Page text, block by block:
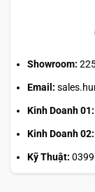
Trong môi
là ưu tiên
khẳng
bảo vệ tiên tiến
gồm chip
TPM
trập điện tử),
kết hợp này
liệu quan trọng
mối đe dọa
Showroom:
Email:
Kinh Doanh 01:
Kinh Doanh 02:
Kỹ Thuật: